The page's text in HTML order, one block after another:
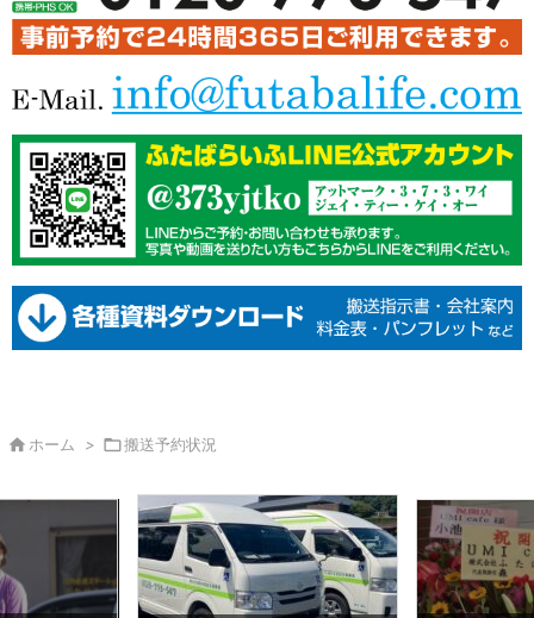
 ホーム > 搬送予約状況